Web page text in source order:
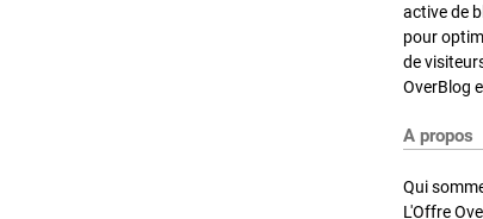
active de
pour
de
OverBlog
A propos
Qui
L'Offre